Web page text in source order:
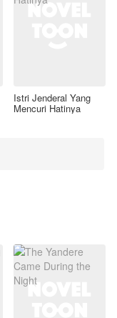
Istri Jenderal Yang
Mencuri Hatinya